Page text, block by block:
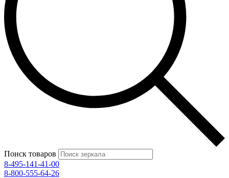
Поиск товаров
8-495-141-41-00
8-800-555-64-26